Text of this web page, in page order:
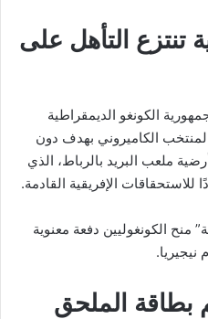
تنتزع التأهل على
الكونغو الديمقراطية
الكاميروني بهدف دون
ملعب البريد بالرباط، الذي
الإفريقية القادمة.
منح الكونغوليين دفعة معنوية
بطاقة الملحق